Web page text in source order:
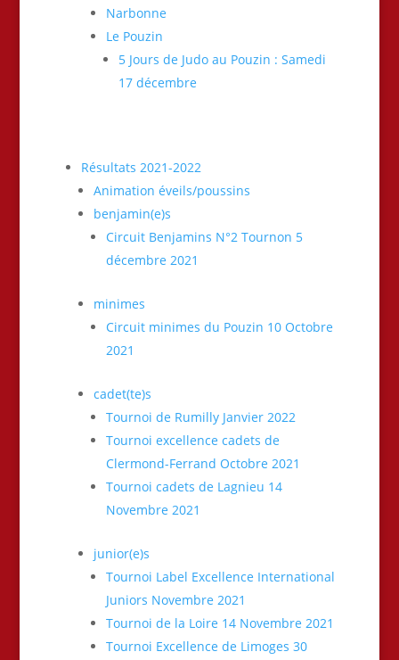
Narbonne
Le Pouzin
5 Jours de Judo au Pouzin : Samedi
17 décembre
Résultats 2021-2022
Animation éveils/poussins
benjamin(e)s
Circuit Benjamins N°2 Tournon 5
décembre 2021
minimes
Circuit minimes du Pouzin 10 Octobre
2021
cadet(te)s
Tournoi de Rumilly Janvier 2022
Tournoi excellence cadets de
Clermond-Ferrand Octobre 2021
Tournoi cadets de Lagnieu 14
Novembre 2021
junior(e)s
Tournoi Label Excellence International
Juniors Novembre 2021
Tournoi de la Loire 14 Novembre 2021
Tournoi Excellence de Limoges 30